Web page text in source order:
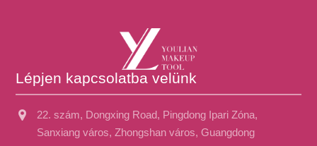
Lépjen kapcsolatba velünk
22. szám, Dongxing Road, Pingdong Ipari Zóna,
Sanxiang város, Zhongshan város, Guangdong